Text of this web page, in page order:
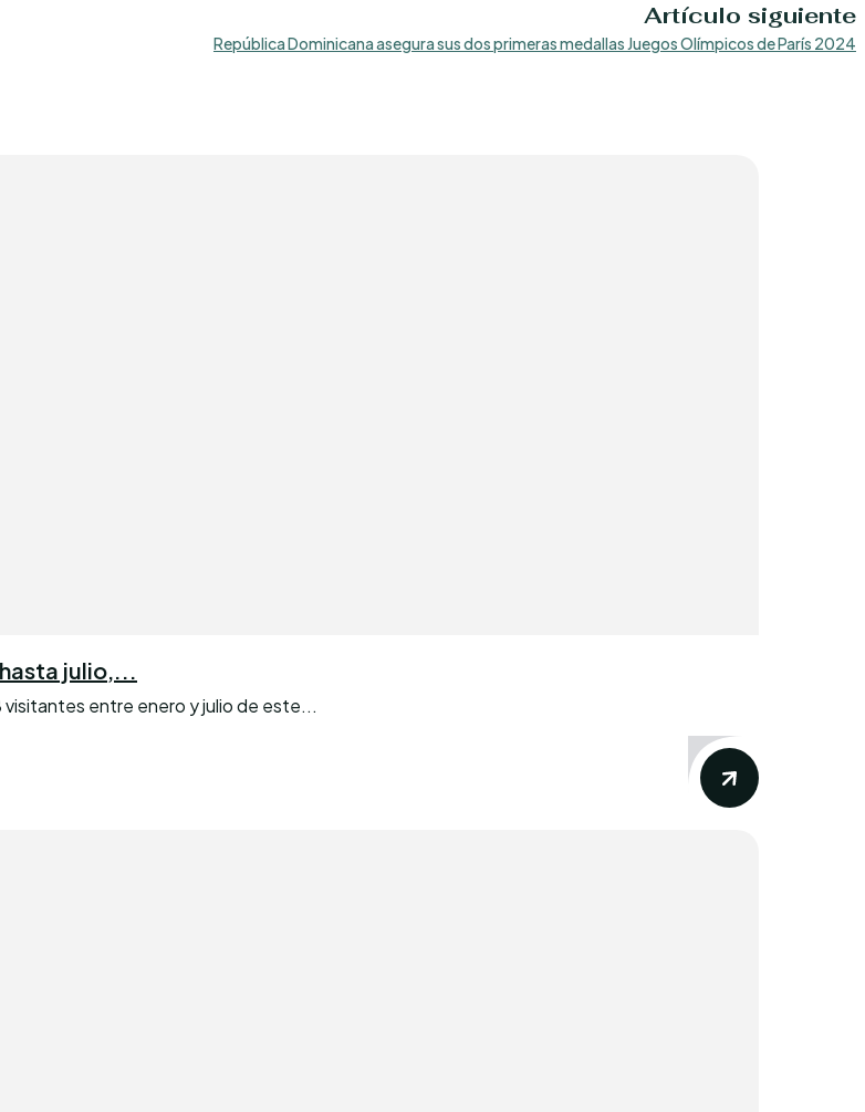
Artículo siguiente
República Dominicana asegura sus dos primeras medallas Juegos Olímpicos de París 2024
julio,...
visitantes entre enero y julio de este...